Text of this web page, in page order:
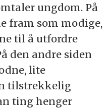
ungdom. På
fram som modige,
til å utfordre
den andre siden
lite
tilstrekkelig
ting henger